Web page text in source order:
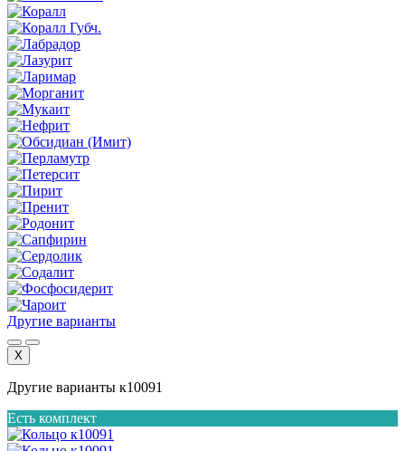
Другие варианты
X
Другие варианты к10091
Есть комплект